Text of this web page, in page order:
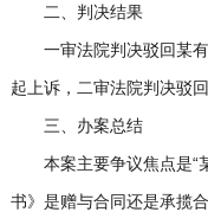
二、判决结果
一审法院判决驳回某
起上诉，二审法院判决驳
三、办案总结
本案主要争议焦点是“
书》是赠与合同还是承揽